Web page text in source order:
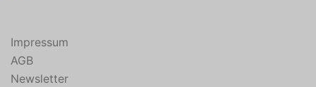
Impressum
AGB
Newsletter